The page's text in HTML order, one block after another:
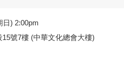
日) 2:00pm
號7樓 (中華文化總會大樓)